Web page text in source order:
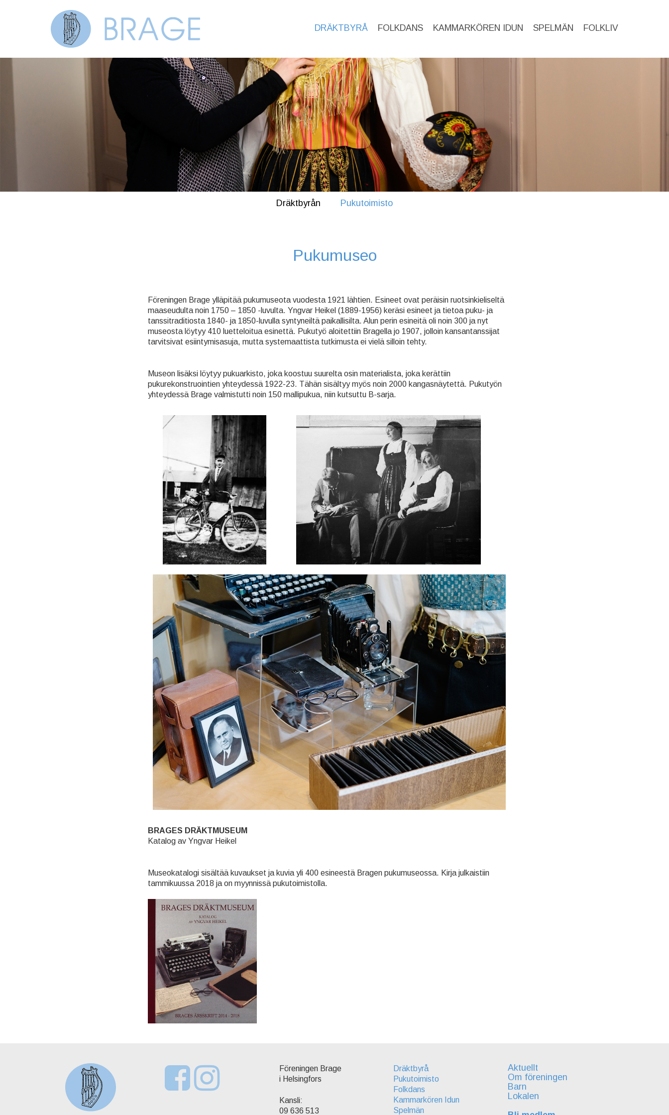
DRÄKTBYRÅ FOLKDANS KAMMARKÖREN IDUN SPELMÄN FOLKLIV
Dräktbyrån Pukutoimisto
Pukumuseo
Föreningen Brage ylläpitää pukumuseota vuodesta 1921 lähtien. Esineet ovat peräisin ruotsinkieliseltä
maaseudulta noin 1750 – 1850 -luvulta. Yngvar Heikel (1889-1956) keräsi esineet ja tietoa puku- ja
tanssitraditiosta 1840- ja 1850-luvulla syntyneiltä paikallisilta. Alun perin esineitä oli noin 300 ja nyt
museosta löytyy 410 luetteloitua esinettä. Pukutyö aloitettiin Bragella jo 1907, jolloin kansantanssijat
tarvitsivat esiintymisasuja, mutta systemaattista tutkimusta ei vielä silloin tehty.
Museon lisäksi löytyy pukuarkisto, joka koostuu suurelta osin materialista, joka kerättiin
pukurekonstruointien yhteydessä 1922-23. Tähän sisältyy myös noin 2000 kangasnäytettä. Pukutyön
yhteydessä Brage valmistutti noin 150 mallipukua, niin kutsuttu B-sarja.
BRAGES DRÄKTMUSEUM
Katalog av Yngvar Heikel
Museokatalogi sisältää kuvaukset ja kuvia yli 400 esineestä Bragen pukumuseossa. Kirja julkaistiin
tammikuussa 2018 ja on myynnissä pukutoimistolla.
Föreningen Brage
i Helsingfors
Kansli:
09 636 513
Dräktbyrå
Pukutoimisto
Folkdans
Kammarkören Idun
Spelmän
Aktuellt
Om föreningen
Barn
Lokalen